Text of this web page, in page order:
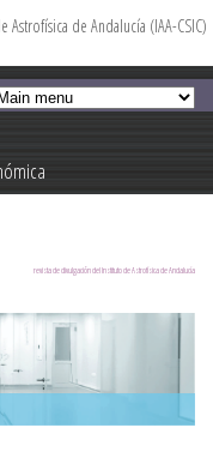
Astrofísica de Andalucía (IAA-CSIC)
revista de divulgación del Instituto de Astrofísica de Andalucía